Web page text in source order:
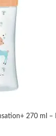
270 ml –